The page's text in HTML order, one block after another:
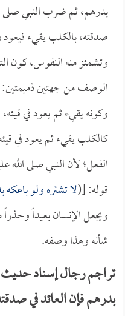
بدرهم، ثم ضرب النبي صلى
صدقته، بالكلب يقيء فيعود
وتشمئز منه النفوس، كون
الوصف من جهتين
وكونه يقيء ثم يعود في
كالكلب يقيء ثم يعود في
الفعل؛ لأن النبي صلى الله
قوله: [(لا تشتره ولو
ويجعل الإنسان بعيداً
شأنه وهذا وصفه.
تراجم رجال إسناد
بدرهم فإن العائد في